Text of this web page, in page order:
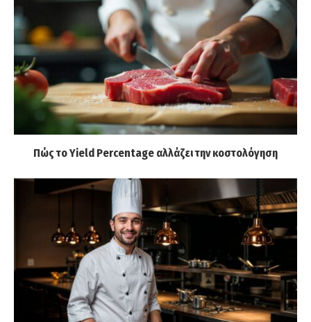
Πώς το Yield Percentage αλλάζει την κοστολόγηση